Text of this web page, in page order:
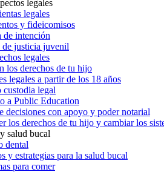
legales
legales
y fideicomisos
de intención
de justicia juvenil
legales
los derechos de tu hijo
legales a partir de los 18 años
custodia legal
a Public Education
decisiones con apoyo y poder notarial
los derechos de tu hijo y cambiar los
salud bucal
dental
y estrategias para la salud bucal
para comer